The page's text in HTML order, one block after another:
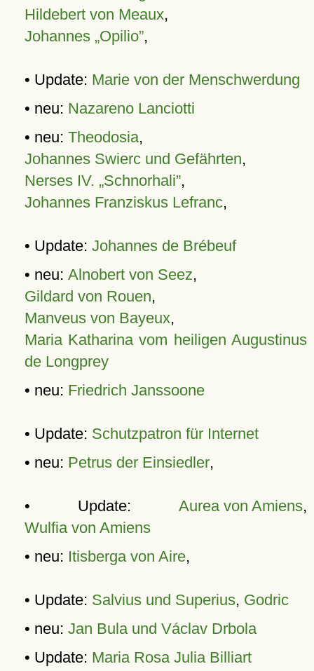
Hildebert von Meaux,
Johannes „Opilio”,
• Update: Marie von der Menschwerdung
• neu: Nazareno Lanciotti
• neu: Theodosia,
Johannes Swierc und Gefährten,
Nerses IV. „Schnorhali”,
Johannes Franziskus Lefranc,
• Update: Johannes de Brébeuf
• neu: Alnobert von Seez,
Gildard von Rouen,
Manveus von Bayeux,
Maria Katharina vom heiligen Augustinus
de Longprey
• neu: Friedrich Janssoone
• Update: Schutzpatron für Internet
• neu: Petrus der Einsiedler,
• Update: Aurea von Amiens,
Wulfia von Amiens
• neu: Itisberga von Aire,
• Update: Salvius und Superius, Godric
• neu: Jan Bula und Václav Drbola
• Update: Maria Rosa Julia Billiart